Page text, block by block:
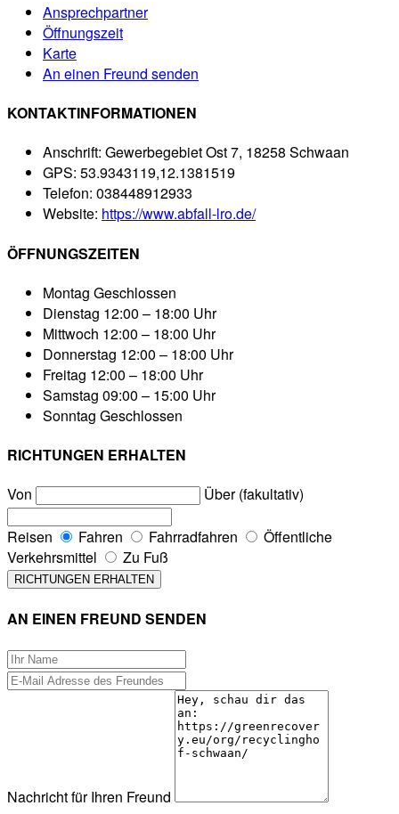
Ansprechpartner
Öffnungszeit
Karte
An einen Freund senden
KONTAKTINFORMATIONEN
Anschrift: Gewerbegebiet Ost 7, 18258 Schwaan
GPS: 53.9343119,12.1381519
Telefon: 038448912933
Website: https://www.abfall-lro.de/
ÖFFNUNGSZEITEN
Montag Geschlossen
Dienstag 12:00 – 18:00 Uhr
Mittwoch 12:00 – 18:00 Uhr
Donnerstag 12:00 – 18:00 Uhr
Freitag 12:00 – 18:00 Uhr
Samstag 09:00 – 15:00 Uhr
Sonntag Geschlossen
RICHTUNGEN ERHALTEN
Von
Über (fakultativ)
Reisen Fahren Fahrradfahren
Öffentliche
Verkehrsmittel
Zu Fuß
AN EINEN FREUND SENDEN
Nachricht für Ihren Freund